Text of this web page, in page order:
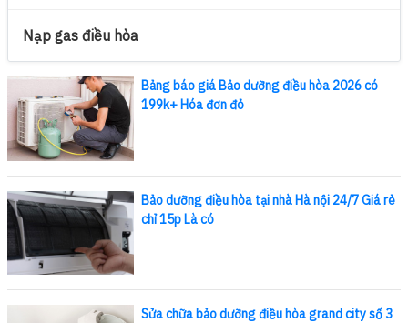
Nạp gas điều hòa
Bảng báo giá Bảo dưỡng điều hòa 2026 có
199k+ Hóa đơn đỏ
Bảo dưỡng điều hòa tại nhà Hà nội 24/7 Giá rẻ
chỉ 15p Là có
Sửa chữa bảo dưỡng điều hòa grand city số 3